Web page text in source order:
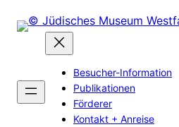
Inhalt
Besucher-Information
Publikationen
Förderer
Kontakt + Anreise